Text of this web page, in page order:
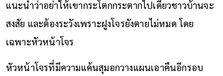
แนะนำว่าอย่าให้เขากระโตกกระตากไปเดี๋ยวชาวบ้านจะ
สงสัย และต้องระวังเพราะฝูงโจรยังตายไม่หมด โดย
เฉพาะหัวหน้าโจร
หัวหน้าโจรที่มีความแค้นสุมอกวางแผนเอาคืนอีกรอบ